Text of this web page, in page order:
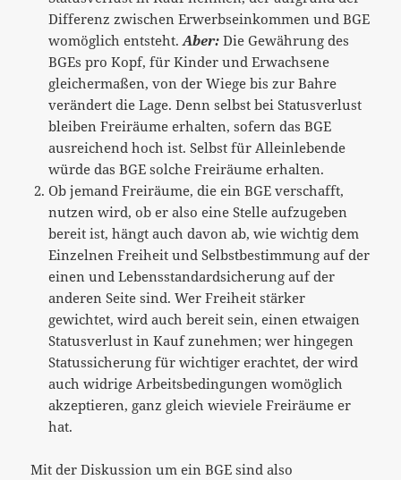
Differenz zwischen Erwerbseinkommen und BGE
womöglich entsteht.Aber: Die Gewährung des
BGEs pro Kopf, für Kinder und Erwachsene
gleichermaßen, von der Wiege bis zur Bahre
verändert die Lage. Denn selbst bei Statusverlust
bleiben Freiräume erhalten, sofern das BGE
ausreichend hoch ist. Selbst für Alleinlebende
würde das BGE solche Freiräume erhalten.
Ob jemand Freiräume, die ein BGE verschafft,
nutzen wird, ob er also eine Stelle aufzugeben
bereit ist, hängt auch davon ab, wie wichtig dem
Einzelnen Freiheit und Selbstbestimmung auf der
einen und Lebensstandardsicherung auf der
anderen Seite sind. Wer Freiheit stärker
gewichtet, wird auch bereit sein, einen etwaigen
Statusverlust in Kauf zunehmen; wer hingegen
Statussicherung für wichtiger erachtet, der wird
auch widrige Arbeitsbedingungen womöglich
akzeptieren, ganz gleich wieviele Freiräume er
hat.
Mit der Diskussion um ein BGE sind also